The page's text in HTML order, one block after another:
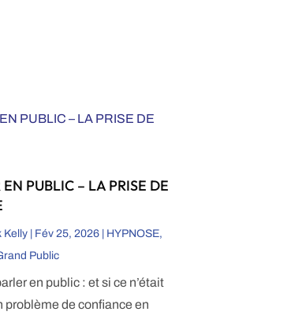
EN PUBLIC – LA PRISE DE
Kelly| Fév 25, 2026| HYPNOSE,
Public
en public : et si ce n’était
problème de confiance en